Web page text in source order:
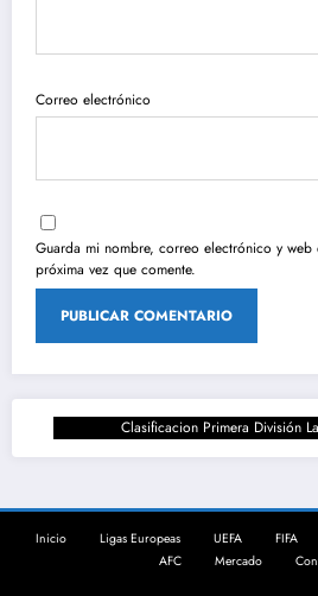
Correo electrónico
Guarda mi nombre, correo electrónico y web
próxima vez que comente.
Clasificacion Primera División
Inicio Ligas Europeas UEFA FIFA
AFC
Mercado